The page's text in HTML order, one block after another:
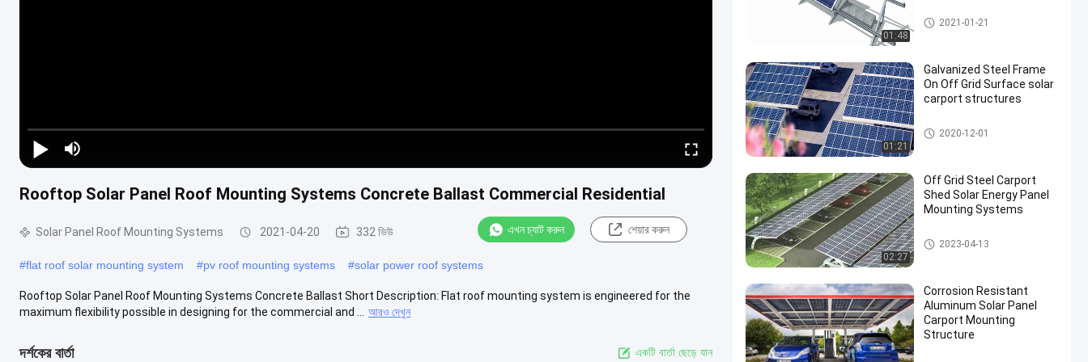
Rooftop Solar Panel Roof Mounting Systems Concrete Ballast Commercial Residential
Solar Panel Roof Mounting Systems 2021-04-20 332 ভিউ এখন চ্যাট করুন শেয়ার করুন
#flat roof solar mounting system #pv roof mounting systems #solar power roof systems
Rooftop Solar Panel Roof Mounting Systems Concrete Ballast Short Description: Flat roof mounting system is engineered for the
maximum flexibility possible in designing for the commercial and ...
আরও দেখুন
দর্শকের বার্তা একটি বার্তা ছেড়ে যান
01:48
Solar Panel Roof Mounting Sy
stems
2021-01-21
01:21
Galvanized Steel Frame
On Off Grid Surface solar
carport structures
সৌর কারপোর্ট মাউন্টিং সিস্টেম
2020-12-01
02:27
Off Grid Steel Carport
Shed Solar Energy Panel
Mounting Systems
সৌর কারপোর্ট মাউন্টিং সিস্টেম
2023-04-13
Corrosion Resistant
Aluminum Solar Panel
Carport Mounting
Structure